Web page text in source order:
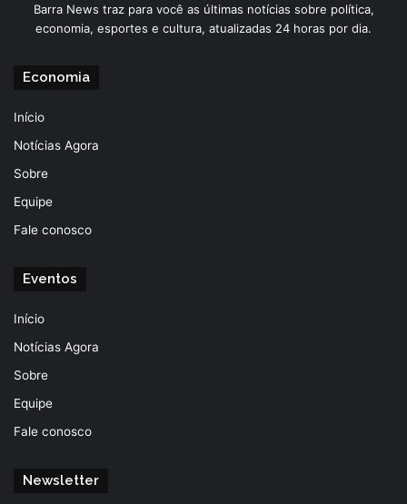
Barra News traz para você as últimas notícias sobre política,
economia, esportes e cultura, atualizadas 24 horas por dia.
Economia
Início
Notícias Agora
Sobre
Equipe
Fale conosco
Eventos
Início
Notícias Agora
Sobre
Equipe
Fale conosco
Newsletter